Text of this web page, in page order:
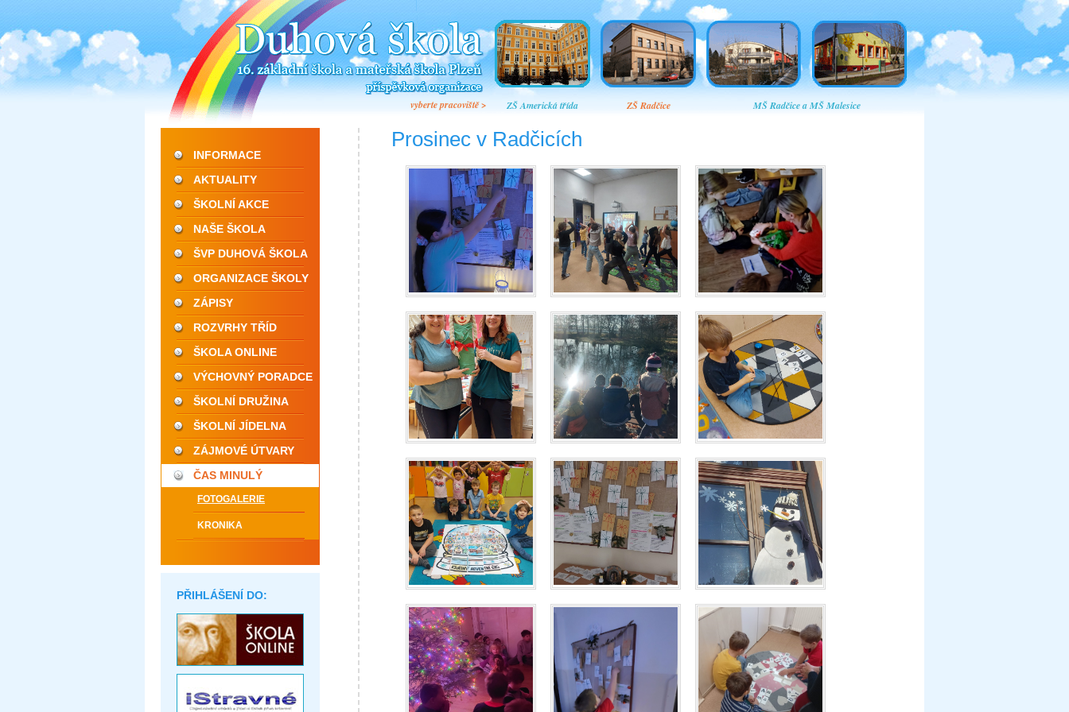
vyberte pracoviště > ZŠ Americká třída ZŠ Radčice MŠ Radčice a MŠ Malesice
INFORMACE
AKTUALITY
ŠKOLNÍ AKCE
NAŠE ŠKOLA
ŠVP DUHOVÁ ŠKOLA
ORGANIZACE ŠKOLY
ZÁPISY
ROZVRHY TŘÍD
ŠKOLA ONLINE
VÝCHOVNÝ PORADCE
ŠKOLNÍ DRUŽINA
ŠKOLNÍ JÍDELNA
ZÁJMOVÉ ÚTVARY
ČAS MINULÝ
FOTOGALERIE
KRONIKA
PŘIHLÁŠENÍ DO:
Prosinec v Radčicích